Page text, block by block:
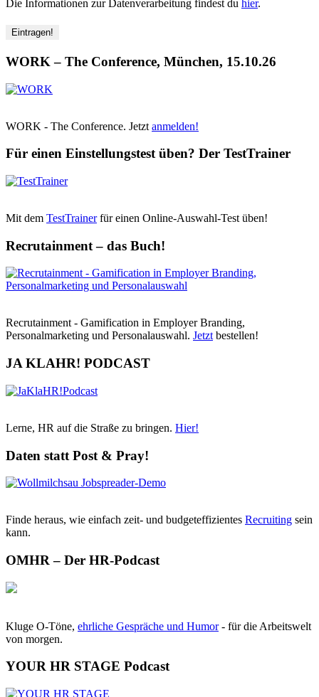
Die Informationen zur Datenverarbeitung findest du hier.
WORK – The Conference, München, 15.10.26
WORK - The Conference. Jetzt anmelden!
Für einen Einstellungstest üben? Der TestTrainer
Mit dem TestTrainerfür einen Online-Auswahl-Test üben!
Recrutainment – das Buch!
Recrutainment - Gamification in Employer Branding,
Personalmarketing und Personalauswahl. Jetzt bestellen!
JA KLAHR! PODCAST
Lerne, HR auf die Straße zu bringen. Hier!
Daten statt Post & Pray!
Finde heraus, wie einfach zeit- und budgeteffizientes Recruiting sein
kann.
OMHR – Der HR-Podcast
Kluge O-Töne, ehrliche Gespräche und Humor- für die Arbeitswelt
von morgen.
YOUR HR STAGE Podcast